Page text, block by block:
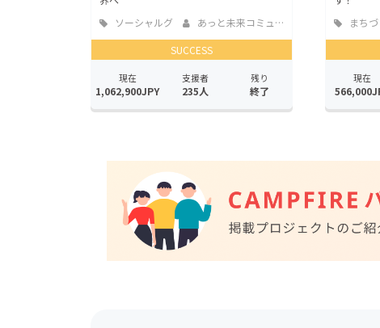
ソーシャルグ
ッド
あっと未来コミュニティ
SUCCESS
現在
1,062,900JPY
支援者
235人
残り
終了
まちづ
地域活性
現在